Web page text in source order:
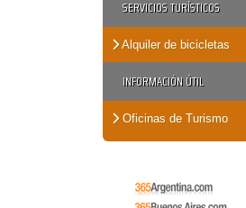
SERVICIOS TURÍSTICOS
Alquiler de bicicletas
INFORMACIÓN ÚTIL
Oficinas de Turismo